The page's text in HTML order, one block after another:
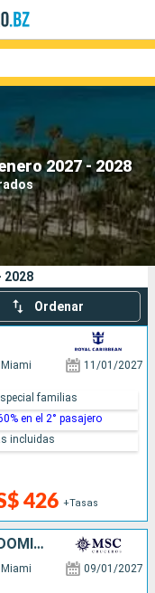
2027 - 2028
Compañías
2028
Ordenar
Miami 11/01/2027
426 +Tasas
familias
en el 2° pasajero
incluidas
ESTADOS UNIDOS, REPÚBLICA DOMINICANA, PUERTO RICO, BAHAMAS
Miami 09/01/2027